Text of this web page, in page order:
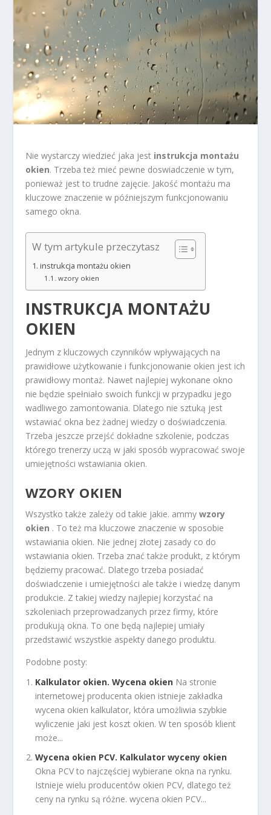
Nie wystarczy wiedzieć jaka jest instrukcja montażu
okien. Trzeba też mieć pewne doswiadczenie w tym,
ponieważ jest to trudne zajęcie. Jakość montażu ma
kluczowe znaczenie w późniejszym funkcjonowaniu
samego okna.
W tym artykule przeczytasz
instrukcja montażu okien
wzory okien
INSTRUKCJA MONTAŻU
OKIEN
Jednym z kluczowych czynników wpływających na
prawidłowe użytkowanie i funkcjonowanie okien jest ich
prawidłowy montaż. Nawet najlepiej wykonane okno
nie będzie spełniało swoich funkcji w przypadku jego
wadliwego zamontowania. Dlatego nie sztuką jest
wstawiać okna bez żadnej wiedzy o doświadczenia.
Trzeba jeszcze przejść dokładne szkolenie, podczas
którego trenerzy uczą w jaki sposób wypracować swoje
umiejętności wstawiania okien.
WZORY OKIEN
Wszystko także zależy od takie jakie. ammywzory
okien . To też ma kluczowe znaczenie w sposobie
wstawiania okien. Nie jednej złotej zasady co do
wstawiania okien. Trzeba znać także produkt, z którym
będziemy pracować. Dlatego trzeba posiadać
doświadczenie i umiejętności ale także i wiedzę danym
produkcie. Z takiej wiedzy najlepiej korzystać na
szkoleniach przeprowadzanych przez firmy, które
produkują okna. To one będą najlepiej umiały
przedstawić wszystkie aspekty danego produktu.
Podobne posty:
Kalkulator okien. Wycena okien Na stronie
internetowej producenta okien istnieje zakładka
wycena okien kalkulator, która umożliwia szybkie
wyliczenie jaki jest koszt okien. W ten sposób klient
może...
Wycena okien PCV. Kalkulator wyceny okien
Okna PCV to najczęściej wybierane okna na rynku.
Istnieje wielu producentów okien PCV, dlatego też
ceny na rynku są różne. wycena okien PCV...